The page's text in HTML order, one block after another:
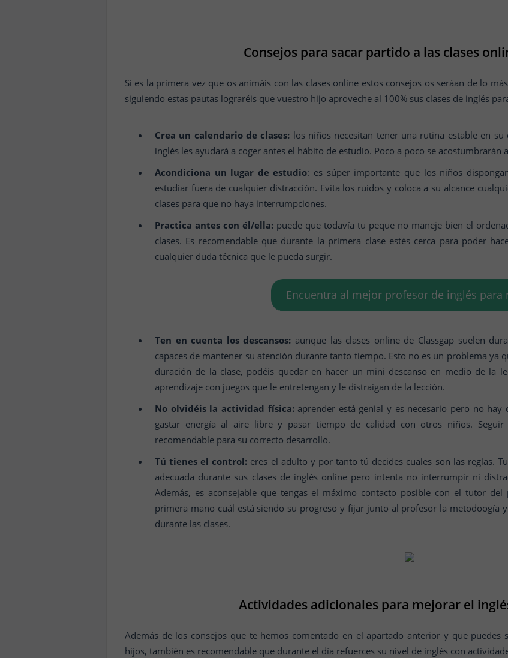
Consejos para sacar partido a las clases
Si es la primera vez que os animáis con las clases online estos consejos os seráan de lo
siguiendo estas pautas lograréis que vuestro hijo aproveche al 100% sus clases de inglés
Crea un calendario de clases: los niños necesitan tener una rutina estable en
inglés les ayudará a coger antes el hábito de estudio. Poco a poco se
Acondiciona un lugar de estudio: es súper importante que los niños
estudiar fuera de cualquier distracción. Evita los ruidos y coloca a su alcance
clases para que no haya interrumpciones.
Practica antes con él/ella: puede que todavía tu peque no maneje bien el
clases. Es recomendable que durante la primera clase estés cerca para poder
cualquier duda técnica que le pueda surgir.
Encuentra al mejor profesor de inglés para
Ten en cuenta los descansos: aunque las clases online de Classgap suelen
capaces de mantener su atención durante tanto tiempo. Esto no es un problema ya
duración de la clase, podéis quedar en hacer un mini descanso en medio de la
aprendizaje con juegos que le entretengan y le distraigan de la lección.
No olvidéis la actividad física:aprender está genial y es necesario pero no
gastar energía al aire libre y pasar tiempo de calidad con otros niños.
recomendable para su correcto desarrollo.
Tú tienes el control: eres el adulto y por tanto tú decides cuales son las reglas.
adecuada durante sus clases de inglés online pero intenta no interrumpir ni
Además, es aconsejable que tengas el máximo contacto posible con el tutor
primera mano cuál está siendo su progreso y fijar junto al profesor la metodoogía
durante las clases.
Actividades adicionales para mejorar el
Además de los consejos que te hemos comentado en el apartado anterior y que puedes
hijos, también es recomendable que durante el día refuerces su nivel de inglés con